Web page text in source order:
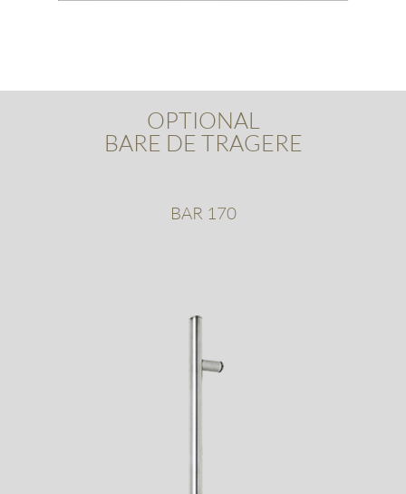
OPTIONAL
BARE DE TRAGERE
BAR 170